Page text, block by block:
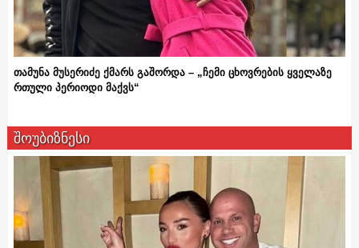
თამუნა მუსერიძე ქმარს გაშორდა – „ჩემი ცხოვრების ყველაზე
რთული პერიოდი მაქვს“
შოუბიზნესი